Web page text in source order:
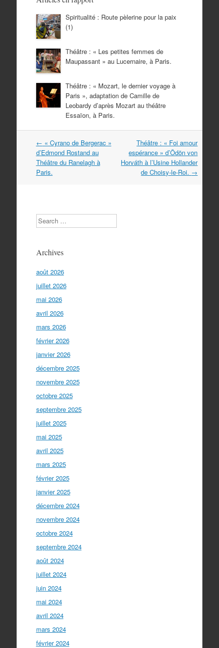
Spiritualité : Route pèlerine pour la paix
(1)
Théâtre : « Les petites femmes de
Maupassant » au Lucernaire, à Paris.
Théâtre : « Mozart, le dernier voyage à
Paris », adaptation de Camille de
Leobardy d’après Mozart au théâtre
Essaïon, à Paris.
Navigation
dans
les
articles
← « Cyrano de Bergerac »
d’Edmond Rostand au
Théâtre du Ranelagh à
Paris.
Théâtre : « Foi amour
espérance » d’Ödön von
Horváth à l’Usine Hollander
de Choisy-le-Roi. →
Search
Archives
août 2026
juillet 2026
mai 2026
avril 2026
mars 2026
février 2026
janvier 2026
décembre 2025
novembre 2025
octobre 2025
septembre 2025
juillet 2025
mai 2025
avril 2025
mars 2025
février 2025
janvier 2025
décembre 2024
novembre 2024
octobre 2024
septembre 2024
août 2024
juillet 2024
juin 2024
mai 2024
avril 2024
mars 2024
février 2024